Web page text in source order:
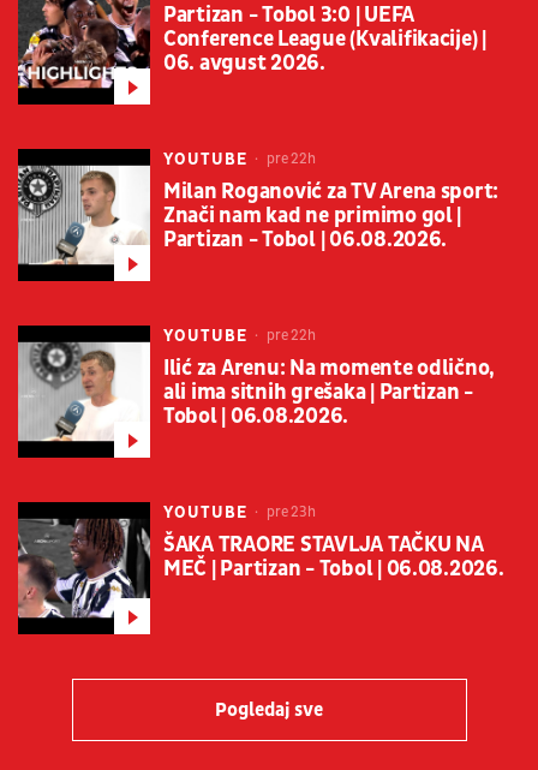
Partizan - Tobol 3:0 | UEFA
Conference League (Kvalifikacije) |
06. avgust 2026.
YOUTUBE pre 22h
Milan Roganović za TV Arena sport:
Znači nam kad ne primimo gol |
Partizan - Tobol | 06.08.2026.
YOUTUBE pre 22h
Ilić za Arenu: Na momente odlično,
ali ima sitnih grešaka | Partizan -
Tobol | 06.08.2026.
YOUTUBE pre 23h
ŠAKA TRAORE STAVLJA TAČKU NA
MEČ | Partizan - Tobol | 06.08.2026.
Pogledaj sve